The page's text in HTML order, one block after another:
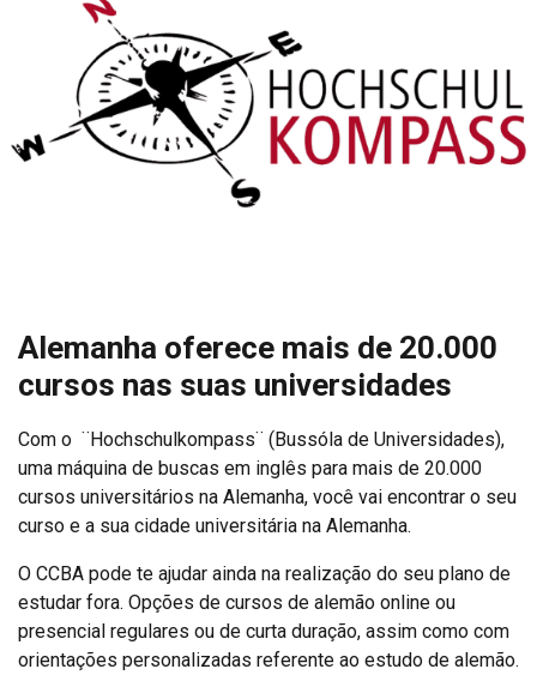
Alemanha oferece mais de 20.000
cursos nas suas universidades
Com o ¨Hochschulkompass¨ (Bussóla de Universidades),
uma máquina de buscas em inglês para mais de 20.000
cursos universitários na Alemanha, você vai encontrar o seu
curso e a sua cidade universitária na Alemanha.
O CCBA pode te ajudar ainda na realização do seu plano de
estudar fora. Opções de cursos de alemão online ou
presencial regulares ou de curta duração, assim como com
orientações personalizadas referente ao estudo de alemão.